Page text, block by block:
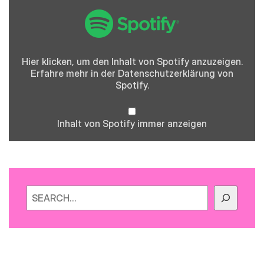
Hier klicken, um den Inhalt von Spotify anzuzeigen.
Erfahre mehr in der Datenschutzerklärung von
Spotify.
Inhalt von Spotify immer anzeigen